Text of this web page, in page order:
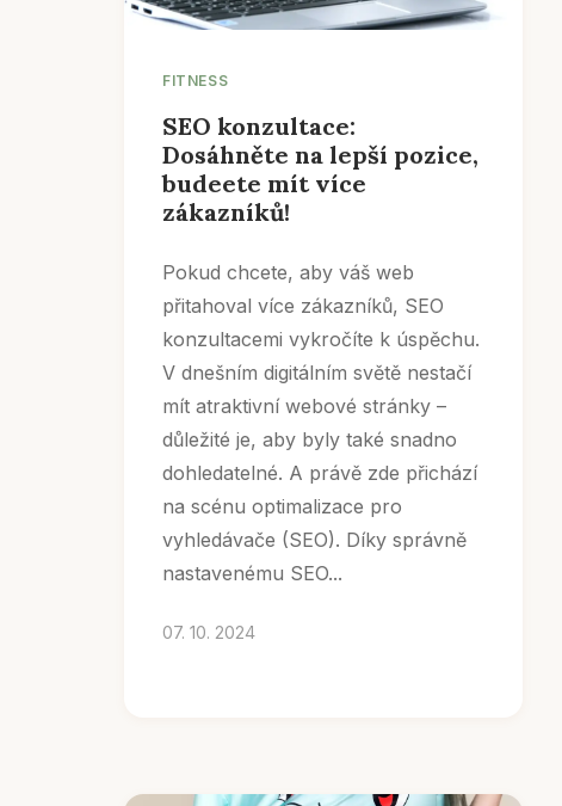
FITNESS
SEO konzultace:
Dosáhněte na lepší pozice,
budeete mít více
zákazníků!
Pokud chcete, aby váš web
přitahoval více zákazníků, SEO
konzultacemi vykročíte k úspěchu.
V dnešním digitálním světě nestačí
mít atraktivní webové stránky –
důležité je, aby byly také snadno
dohledatelné. A právě zde přichází
na scénu optimalizace pro
vyhledávače (SEO). Díky správně
nastavenému SEO...
07. 10. 2024